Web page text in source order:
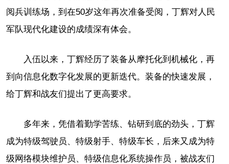
阅兵训练场，到在50岁这年再次准备受阅，丁辉对人民
军队现代化建设的成绩深有体会。
入伍以来，丁辉经历了装备从摩托化到机械化，再
到向信息化数字化发展的更新迭代。装备的快速发展，
给丁辉和战友们提出了更高要求。
多年来，凭借着勤学苦练、钻研到底的劲头，丁辉
成为特级驾驶员、特级射手、特级车长，后来又成为特
级网络模块维护员、特级信息化系统操作员，被战友们